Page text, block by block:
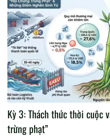
Kỳ 3: Thách thức thời cuộc
trừng phạt”